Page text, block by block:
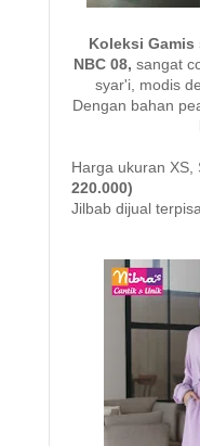
Koleksi Gamis
NBC 08, sangat
syar'i, modis
Dengan bahan
Harga ukuran XS,
220.000)
Jilbab dijual